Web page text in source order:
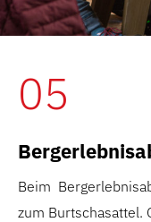
05
Beim
zum Burtschasattel.